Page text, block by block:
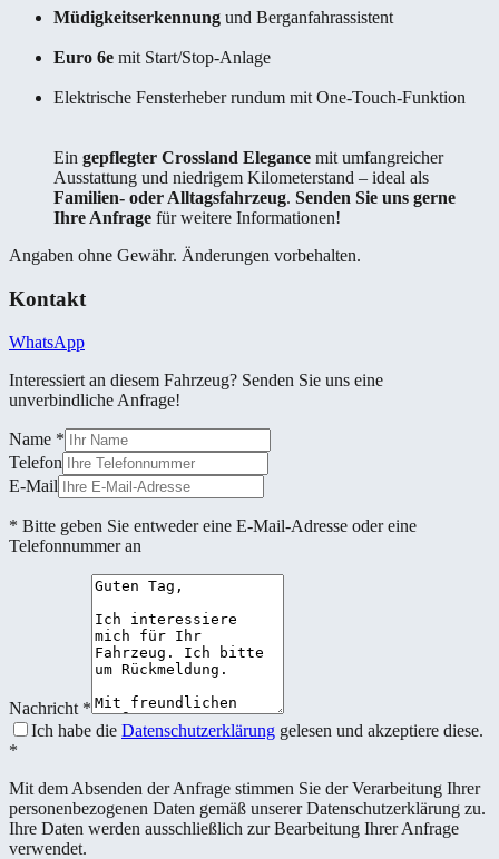
Müdigkeitserkennung und Berganfahrassistent
Euro 6e mit Start/Stop-Anlage
Elektrische Fensterheber rundum mit One-Touch-Funktion
Ein gepflegter Crossland Elegance mit umfangreicher
Ausstattung und niedrigem Kilometerstand – ideal als
Familien- oder Alltagsfahrzeug. Senden Sie uns gerne
Ihre Anfrage für weitere Informationen!
Angaben ohne Gewähr. Änderungen vorbehalten.
Kontakt
WhatsApp
Interessiert an diesem Fahrzeug? Senden Sie uns eine
unverbindliche Anfrage!
Name *
Telefon
E-Mail
* Bitte geben Sie entweder eine E-Mail-Adresse oder eine
Telefonnummer an
Nachricht *
Ich habe die Datenschutzerklärung gelesen und akzeptiere diese.
*
Mit dem Absenden der Anfrage stimmen Sie der Verarbeitung Ihrer
personenbezogenen Daten gemäß unserer Datenschutzerklärung zu.
Ihre Daten werden ausschließlich zur Bearbeitung Ihrer Anfrage
verwendet.